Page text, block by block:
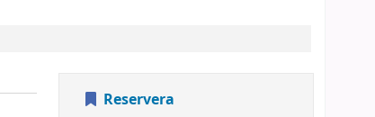
Reservera